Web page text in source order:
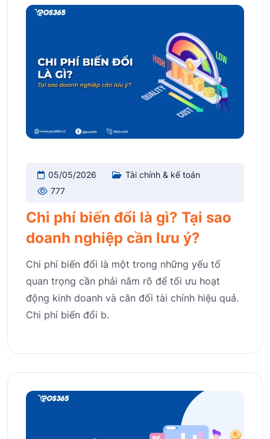
05/05/2026
Tài chính & kế toán
777
Chi phí biến đổi là gì? Tại sao
doanh nghiệp cần lưu ý?
Chi phí biến đổi là một trong những yếu tố
quan trọng cần phải nắm rõ để tối ưu hoạt
động kinh doanh và cân đối tài chính hiệu quả.
Chi phí biến đổi b.